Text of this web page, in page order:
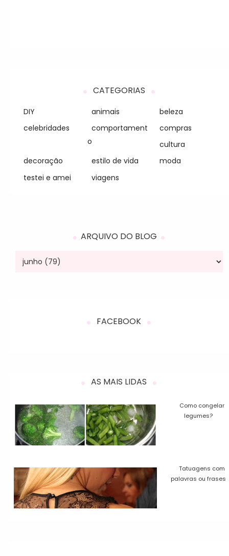
CATEGORIAS
DIY animais
beleza
celebridades
comportament
o
compras
cultura
decoração
estilo de vida
moda
testei e amei
viagens
ARQUIVO DO BLOG
FACEBOOK
AS MAIS LIDAS
Como congelar
legumes?
Tatuagens com
palavras ou frases